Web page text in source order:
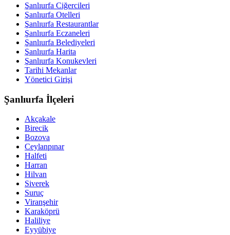
Şanlıurfa Ciğercileri
Şanlıurfa Otelleri
Şanlıurfa Restaurantlar
Şanlıurfa Eczaneleri
Şanlıurfa Belediyeleri
Şanlıurfa Harita
Şanlıurfa Konukevleri
Tarihi Mekanlar
Yönetici Girişi
Şanlıurfa İlçeleri
Akçakale
Birecik
Bozova
Ceylanpınar
Halfeti
Harran
Hilvan
Siverek
Suruç
Viranşehir
Karaköprü
Haliliye
Eyyübiye